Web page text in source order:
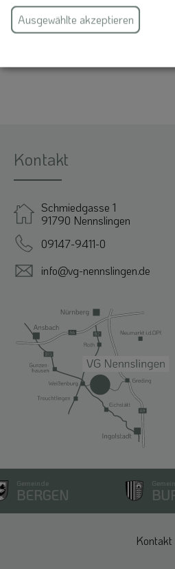
09147 346
Kontakt
Schmiedgasse 1
91790 Nennslingen
09147-9411-0
info@vg-nennslingen.de
Gemeinde
BERGEN
Gemeinde
Kontakt
Ausgewählte akzeptieren